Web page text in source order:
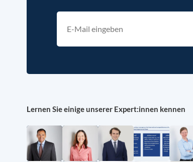
Lernen Sie einige unserer Expert:innen kennen